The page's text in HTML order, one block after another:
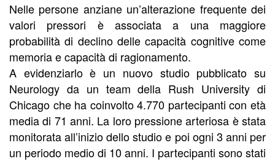
Nelle persone anziane un’alterazione frequente dei
valori pressori è associata a una maggiore
probabilità di declino delle capacità cognitive come
memoria e capacità di ragionamento.
A evidenziarlo è un nuovo studio pubblicato su
Neurology da un team della Rush University di
Chicago che ha coinvolto 4.770 partecipanti con età
media di 71 anni. La loro pressione arteriosa è stata
monitorata all’inizio dello studio e poi ogni 3 anni per
un periodo medio di 10 anni. I partecipanti sono stati